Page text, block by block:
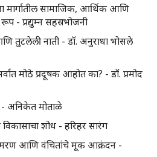
मार्गातील सामाजिक, आर्थिक आणि
- प्रद्युम्न सहस्रभोजनी
तुटलेली नाती - डॉ. अनुराधा भोसले
मोठे प्रदूषक आहोत का? - डॉ. प्रमोद
- अनिकेत मोताळे
शोध - हरिहर सारंग
आणि वंचितांचे मूक आक्रंदन -